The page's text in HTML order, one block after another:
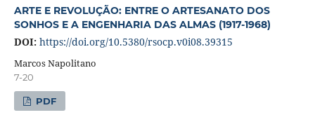
ARTE E REVOLUÇÃO: ENTRE O ARTESANATO DOS
SONHOS E A ENGENHARIA DAS ALMAS (1917-1968)
DOI: https://doi.org/10.5380/rsocp.v0i08.39315
Marcos Napolitano
7-20
PDF